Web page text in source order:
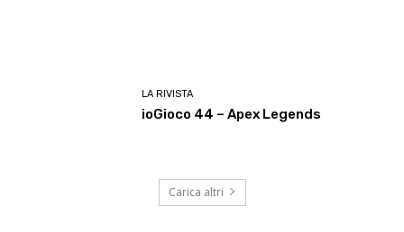
LA RIVISTA
ioGioco 44 – Apex Legends
Carica altri